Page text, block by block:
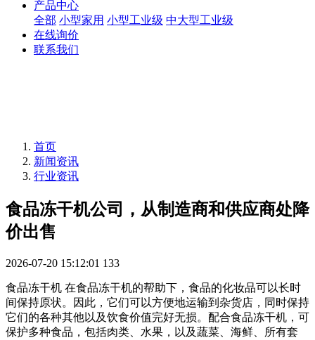
产品中心
全部 小型家用 小型工业级 中大型工业级
在线询价
联系我们
首页
新闻资讯
行业资讯
食品冻干机公司，从制造商和供应商处降
价出售
2026-07-20 15:12:01 133
食品冻干机 在食品冻干机的帮助下，食品的化妆品可以长时
间保持原状。因此，它们可以方便地运输到杂货店，同时保持
它们的各种其他以及饮食价值完好无损。配合食品冻干机，可
保护多种食品，包括肉类、水果，以及蔬菜、海鲜、所有套